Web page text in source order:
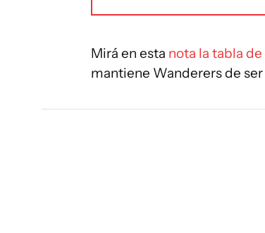
Mirá en esta nota la tabla
mantiene Wanderers de